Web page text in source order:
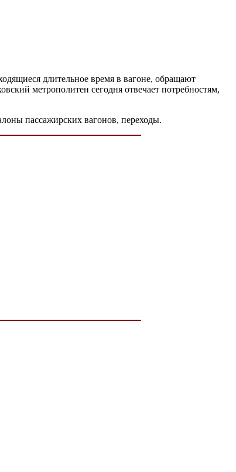
длительное время в вагоне, обращают
метрополитен сегодня отвечает потребностям,
пассажирских вагонов, переходы.